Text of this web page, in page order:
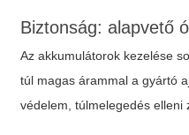
Biztonság: alapvető
Az akkumulátorok kezelése
túl magas árammal a gyártó
védelem, túlmelegedés elleni